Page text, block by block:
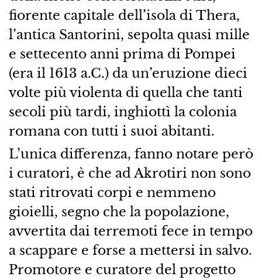
fiorente capitale dell’isola di Thera,
l’antica Santorini, sepolta quasi mille
e settecento anni prima di Pompei
(era il 1613 a.C.) da un’eruzione dieci
volte più violenta di quella che tanti
secoli più tardi, inghiottì la colonia
romana con tutti i suoi abitanti.
L’unica differenza, fanno notare però
i curatori, è che ad Akrotiri non sono
stati ritrovati corpi e nemmeno
gioielli, segno che la popolazione,
avvertita dai terremoti fece in tempo
a scappare e forse a mettersi in salvo.
Promotore e curatore del progetto